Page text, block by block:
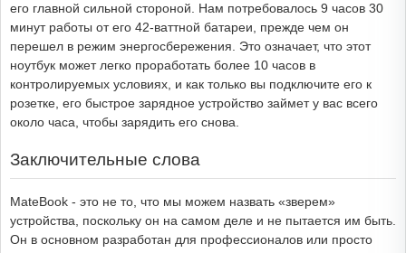
его главной сильной стороной. Нам потребовалось 9 часов 30
минут работы от его 42-ваттной батареи, прежде чем он
перешел в режим энергосбережения. Это означает, что этот
ноутбук может легко проработать более 10 часов в
контролируемых условиях, и как только вы подключите его к
розетке, его быстрое зарядное устройство займет у вас всего
около часа, чтобы зарядить его снова.
Заключительные слова
MateBook - это не то, что мы можем назвать «зверем»
устройства, поскольку он на самом деле и не пытается им быть.
Он в основном разработан для профессионалов или просто